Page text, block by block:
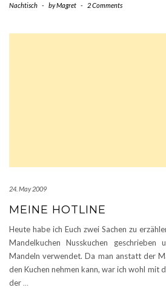
Nachtisch - byMagret - 2 Comments
24. May 2009
MEINE HOTLINE
Heute habe ich Euch zwei Sachen zu
Mandelkuchen Nusskuchen
Mandeln verwendet. Da man anstatt der
den Kuchen nehmen kann, war ich wohl mit
der …